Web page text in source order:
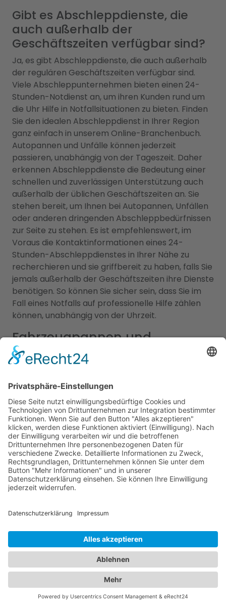
Gibt es Abschleppdienste, die
auch außerhalb der
Geschäftszeiten verfügbar sind?
Ja, es gibt Abschleppdienste, die auch außerhalb
der regulären Geschäftszeiten verfügbar sind.
Viele Abschleppunternehmen bieten einen 24-
Stunden-Notdienst an, um ihren Kunden rund um
die Uhr Hilfe in Notfallsituationen zu bieten. Finden
Sie den idealen Abschleppdienst in Ihrer Region
ganz einfach in unserem Online-Branchenbuch.
Autopannen und Unfälle können jederzeit
passieren, unabhängig von der Tageszeit. Daher
erkennen Abschleppdienste die Bedeutung einer
schnellen und zuverlässigen Unterstützung auch
außerhalb der üblichen Geschäftszeiten an. Sie
stehen bereit, um Ihnen bei Autopannen, Unfällen
oder anderen dringenden Abschleppbedürfnissen
zur Seite zu stehen. Es ist empfehlenswert, im
Voraus die Kontaktinformationen eines 24-
Stunden-Abschleppdienstes in Ihrer Nähe zu
recherchieren und sie griffbereit zu haben, falls Sie
jemals außerhalb der Geschäftszeiten ihre Dienste
benötigen. So können Sie sicher sein, dass Sie im
Fall eines Notfalls auf professionelle Hilfe zählen
können, unabhängig von der Uhrzeit.
Fahrzeugpannen und
Übernachtungen: Die perfekte
Kombination von
Abschleppdiensten und Hotels
Unser umfangreiches Branchenportal bietet Ihnen
nicht nur alle Informationen rund um zuverlässige
Abschleppdienste, sondern auch eine breite
Auswahl an Hotels für Ihren nächsten Aufenthalt.
Hier finden Sie alles, was Sie benötigen, um sowohl
im Notfall als auch bei der Urlaubsplanung bestens
informiert zu sein. Egal ob Sie einen
Abschleppdienst in Ihrer Nähe suchen oder nach
Reisevorhaben Ausschau halten - bei uns sind Sie
umfassende Liste von Abschleppdiensten, die
Ihnen bei Fahrzeugpannen und Problemen zur
Seite stehen. Erfahren Sie mehr über ihre
Leistungen, Verfügbarkeiten und Kontaktdaten, um
im Ernstfall schnell und zuverlässig Hilfe zu
erhalten. Gleichzeitig bieten wir Ihnen